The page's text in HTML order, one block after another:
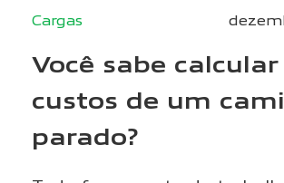
Cargas
Você sabe calcular
custos de um
parado?